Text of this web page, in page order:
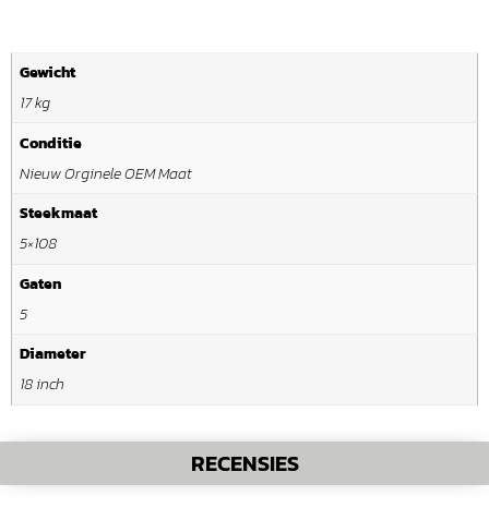
Gewicht
17 kg
Conditie
Nieuw Orginele OEM Maat
Steekmaat
5×108
Gaten
5
Diameter
18 inch
RECENSIES